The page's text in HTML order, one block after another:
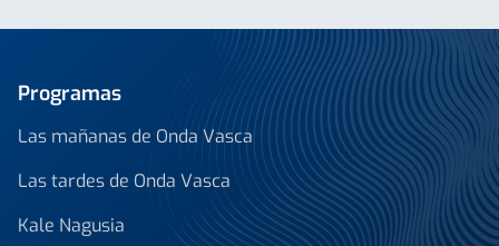
Programas
Las mañanas de Onda Vasca
Las tardes de Onda Vasca
Kale Nagusia